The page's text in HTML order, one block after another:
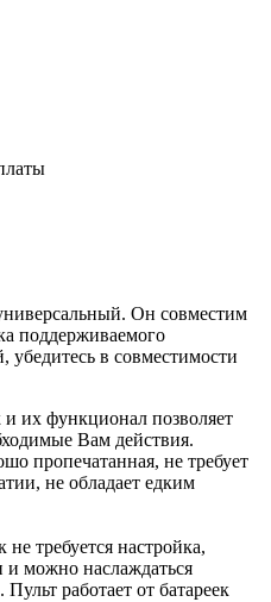
Он совместим
поддерживаемого
убедитесь в совместимости
их функционал позволяет
Вам действия.
пропечатанная, не требует
не обладает едким
не требуется настройка,
и можно наслаждаться
работает от батареек